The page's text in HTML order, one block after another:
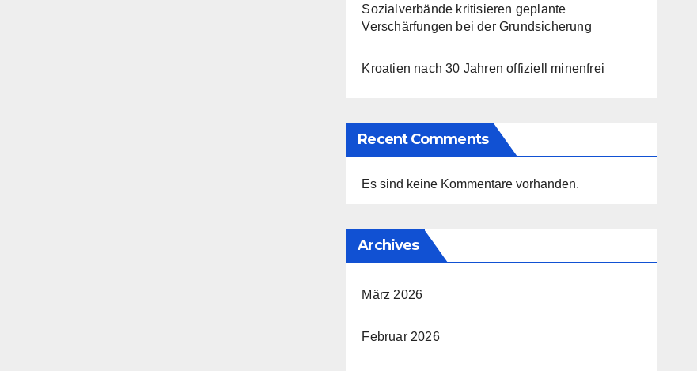
Sozialverbände kritisieren geplante
Verschärfungen bei der Grundsicherung
Kroatien nach 30 Jahren offiziell minenfrei
Recent Comments
Es sind keine Kommentare vorhanden.
Archives
März 2026
Februar 2026